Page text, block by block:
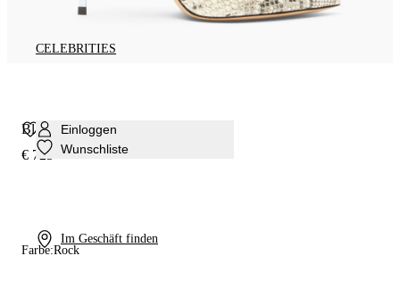
CELEBRITIES
Einloggen
Wunschliste
Im Geschäft finden
Blade Basilisco Pumps
€ 725
Farbe:Rock